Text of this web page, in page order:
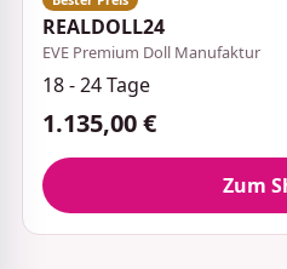
REALDOLL24
EVE Premium Doll Manufaktur
18 - 24 Tage
1.135,00 €
Zum